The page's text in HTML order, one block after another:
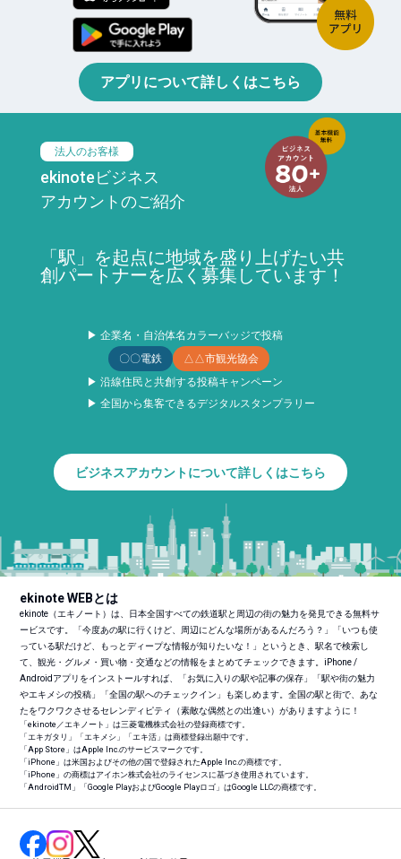
アプリについて詳しくはこちら
法人のお客様
ekinoteビジネス
アカウントのご紹介
「駅」を起点に地域を盛り上げたい共
創パートナーを広く募集しています！
▶ 企業名・自治体名カラーバッジで投稿
〇〇電鉄
△△市観光協会
▶ 沿線住民と共創する投稿キャンペーン
▶ 全国から集客できるデジタルスタンプラリー
ビジネスアカウントについて詳しくはこちら
ekinote WEBとは
ekinote（エキノート）は、日本全国すべての鉄道駅と周辺の街の魅力を発見できる無料サ
ービスです。「今度あの駅に行くけど、周辺にどんな場所があるんだろう？」「いつも使
っている駅だけど、もっとディープな情報が知りたいな！」というとき、駅名で検索し
て、観光・グルメ・買い物・交通などの情報をまとめてチェックできます。iPhone /
Androidアプリをインストールすれば、「お気に入りの駅や記事の保存」「駅や街の魅力
やエキメシの投稿」「全国の駅へのチェックイン」も楽しめます。全国の駅と街で、あな
たをワクワクさせるセレンディピティ（素敵な偶然との出逢い）がありますように！
「ekinote／エキノート」は三菱電機株式会社の登録商標です。
「エキガタリ」「エキメシ」「エキ活」は商標登録出願中です。
「App Store」はApple Inc.のサービスマークです。
「iPhone」は米国およびその他の国で登録されたApple Inc.の商標です。
「iPhone」の商標はアイホン株式会社のライセンスに基づき使用されています。
「AndroidTM 」「Google PlayおよびGoogle Playロゴ」はGoogle LLCの商標です。